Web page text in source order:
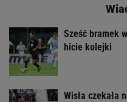
Sześć bramek
hicie kolejki
Wisła czekała